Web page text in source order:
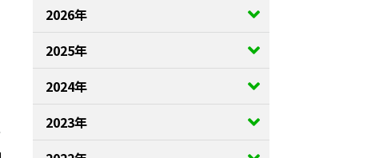
2026年
2025年
2024年
2023年